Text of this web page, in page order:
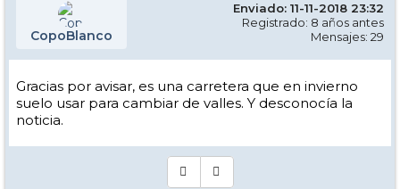
CopoBlanco
Enviado: 11-11-2018 23:32
Registrado: 8 años antes
Mensajes: 29
Gracias por avisar, es una carretera que en invierno
suelo usar para cambiar de valles. Y desconocía la
noticia.